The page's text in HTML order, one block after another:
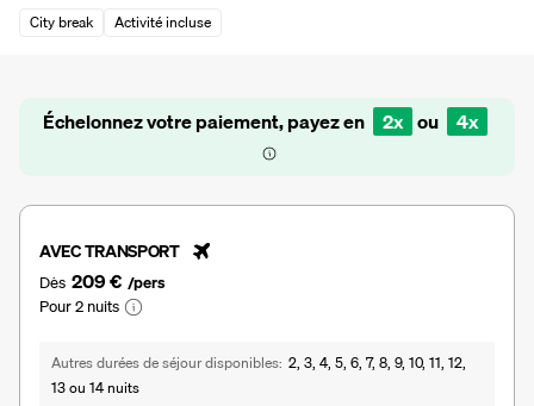
City break
Activité incluse
Échelonnez votre paiement, payez en 2x ou 4x
AVEC TRANSPORT
Dès 209 € /pers
Pour 2 nuits
Autres durées de séjour disponibles 2, 3, 4, 5, 6, 7, 8, 9, 10, 11, 12,
13 ou 14 nuits